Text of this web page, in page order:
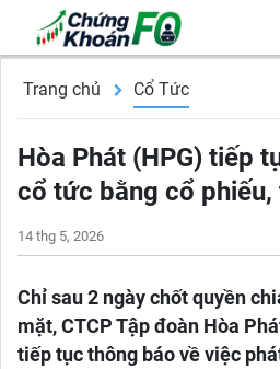
Trang chủ Cổ Tức
Hòa Phát (HPG) tiếp
cổ tức bằng cổ phiếu,
14 thg 5, 2026
Chỉ sau 2 ngày chốt quyền
mặt, CTCP Tập đoàn Hòa
tiếp tục thông báo về việc